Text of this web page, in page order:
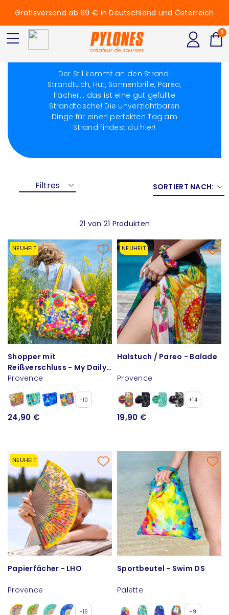
Zum Strand
Der Stil kommt an den Strand!
Strandtuch, Hut, Sonnenbrille, Pareo,
Fächer... das ist eine gut gefüllte
Strandtasche! Die unverzichtbaren
Dinge für einen perfekten Tag am
Strand findest du hier!
Filtres SORTIERT NACH:
21 von 21 Produkten
NEUHEIT
Shopper mit
Reißverschluss - My Daily
Bag
Provence
+10
24,90 €
NEUHEIT
Halstuch / Pareo - Balade
Provence
+14
19,90 €
NEUHEIT
Papierfächer - LHO
Provence
+16
Sportbeutel - Swim DS
Palette
+9
Gratisversand ab 69 € in Deutschland und Österreich
0